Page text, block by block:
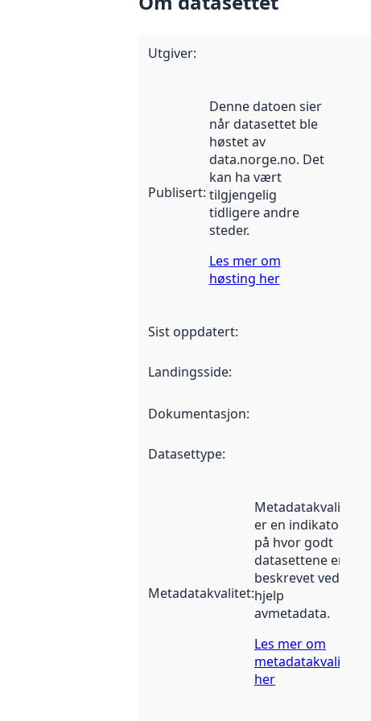
Utgiver:
Publisert:
Denne datoen sier
når datasettet ble
høstet av
data.norge.no. Det
kan ha vært
tilgjengelig
tidligere andre
steder.
Les mer om
høsting her
Sist oppdatert:
Landingsside:
Dokumentasjon:
Datasettype:
Metadatakvalitet:
Metadatakvalitet
er en indikator
på hvor godt
datasettene er
beskrevet ved
hjelp
avmetadata.
Les mer om
metadatakvalitet
her